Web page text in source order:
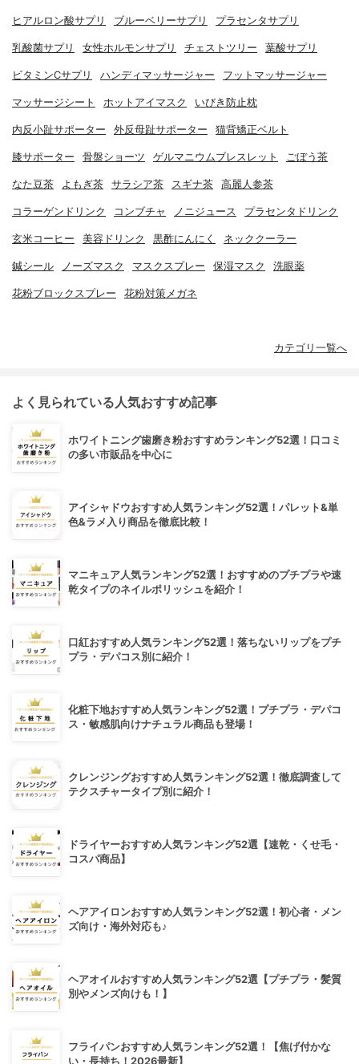
ヒアルロン酸サプリ ブルーベリーサプリ プラセンタサプリ
乳酸菌サプリ 女性ホルモンサプリ チェストツリー 葉酸サプリ
ビタミンCサプリ ハンディマッサージャー フットマッサージャー
マッサージシート ホットアイマスク いびき防止枕
内反小趾サポーター 外反母趾サポーター 猫背矯正ベルト
膝サポーター 骨盤ショーツ ゲルマニウムブレスレット ごぼう茶
なた豆茶 よもぎ茶 サラシア茶 スギナ茶 高麗人参茶
コラーゲンドリンク コンブチャ ノニジュース プラセンタドリンク
玄米コーヒー 美容ドリンク 黒酢にんにく ネッククーラー
鍼シール ノーズマスク マスクスプレー 保湿マスク 洗眼薬
花粉ブロックスプレー 花粉対策メガネ
カテゴリ一覧へ
よく見られている人気おすすめ記事
ホワイトニング歯磨き粉おすすめランキング52選！口コミ
の多い市販品を中心に
アイシャドウおすすめ人気ランキング52選！パレット&単
色&ラメ入り商品を徹底比較！
マニキュア人気ランキング52選！おすすめのプチプラや速
乾タイプのネイルポリッシュを紹介！
口紅おすすめ人気ランキング52選！落ちないリップをプチ
プラ・デパコス別に紹介！
化粧下地おすすめ人気ランキング52選！プチプラ・デパコ
ス・敏感肌向けナチュラル商品も登場！
クレンジングおすすめ人気ランキング52選！徹底調査して
テクスチャータイプ別に紹介！
ドライヤーおすすめ人気ランキング52選【速乾・くせ毛・
コスパ商品】
ヘアアイロンおすすめ人気ランキング52選！初心者・メン
ズ向け・海外対応も♪
ヘアオイルおすすめ人気ランキング52選【プチプラ・髪質
別やメンズ向けも！】
フライパンおすすめ人気ランキング52選！【焦げ付かな
い・長持ち！2026最新】